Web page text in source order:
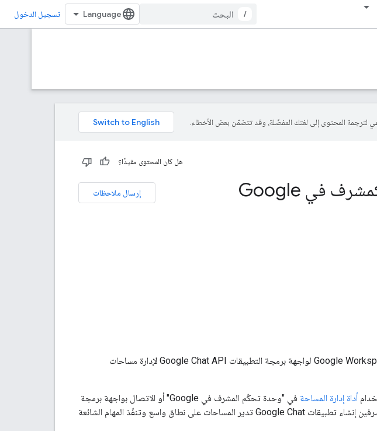
/ تسجيل الدخول
هل كان المحتوى مفيدًا؟
إرسال ملاحظات
إدارة مساحات Google Chat كمشرف في Google
تقدّم هذه الصفحة نظرة عامة حول كيفية استخدام مشرفي Google Workspace لواجهة برمجة التطبيقات Google Chat API لإدارة مساحات
أداة إدارة المساحة
في "وحدة تحكّم المشرف في Google" أو الاتصال بواجهة برمجة
التطبيقات Google Chat API. باستخدام Chat API، يمكن للمشرفين إنشاء تطبيقات Google Chat تدير المساحات على نطاق واسع وتنفّذ المهام الشائعة